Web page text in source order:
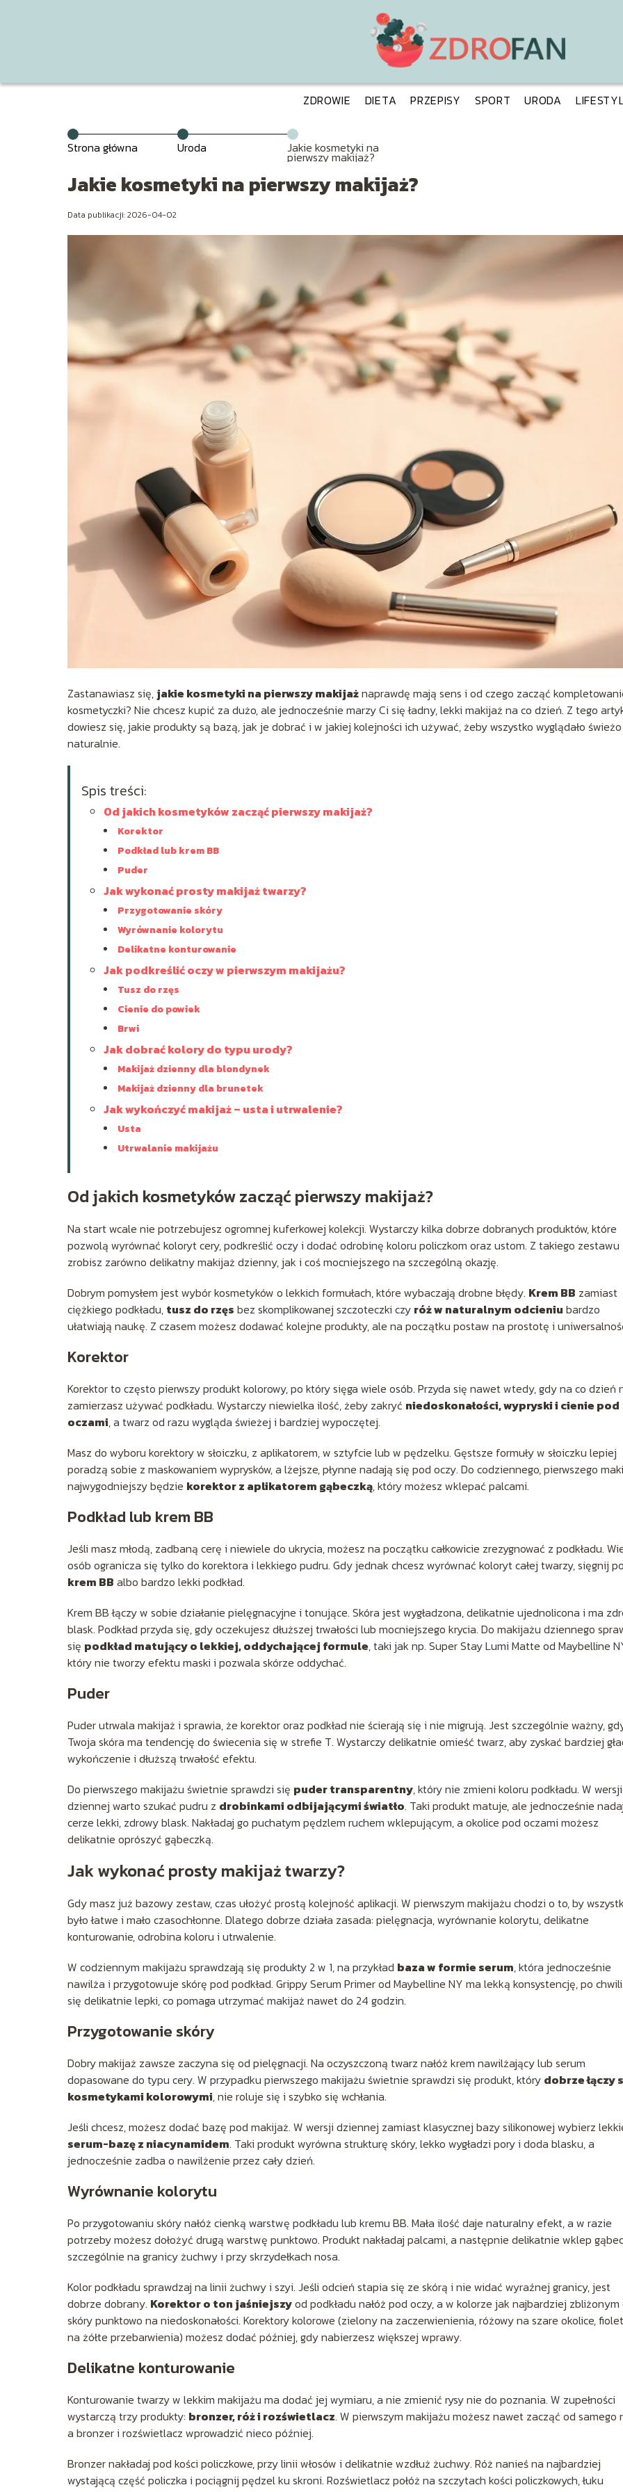
ZDROWIE DIETA PRZEPISY SPORT URODA
Strona główna Uroda Jakie kosmetyki na
pierwszy makijaż?
Jakie kosmetyki na pierwszy makijaż?
Data publikacji: 2026-04-02
Zastanawiasz się, jakie kosmetyki na pierwszy makijażnaprawdę mają sens i od czego zacząć
kosmetyczki? Nie chcesz kupić za dużo, ale jednocześnie marzy Ci się ładny, lekki makijaż na co dzień. Z tego
dowiesz się, jakie produkty są bazą, jak je dobrać i w jakiej kolejności ich używać, żeby wszystko wyglądało
naturalnie.
Spis treści:
Od jakich kosmetyków zacząć pierwszy makijaż?
Korektor
Podkład lub krem BB
Puder
Jak wykonać prosty makijaż twarzy?
Przygotowanie skóry
Wyrównanie kolorytu
Delikatne konturowanie
Jak podkreślić oczy w pierwszym makijażu?
Tusz do rzęs
Cienie do powiek
Brwi
Jak dobrać kolory do typu urody?
Makijaż dzienny dla blondynek
Makijaż dzienny dla brunetek
Jak wykończyć makijaż – usta i utrwalenie?
Usta
Utrwalanie makijażu
Od jakich kosmetyków zacząć pierwszy makijaż?
Na start wcale nie potrzebujesz ogromnej kuferkowej kolekcji. Wystarczy kilka dobrze dobranych produktów, które
pozwolą wyrównać koloryt cery, podkreślić oczy i dodać odrobinę koloru policzkom oraz ustom. Z takiego zestawu
zrobisz zarówno delikatny makijaż dzienny, jak i coś mocniejszego na szczególną okazję.
Dobrym pomysłem jest wybór kosmetyków o lekkich formułach, które wybaczają drobne błędy. Krem BB zamiast
ciężkiego podkładu, tusz do rzęs bez skomplikowanej szczoteczki czy róż w naturalnym odcieniu bardzo
ułatwiają naukę. Z czasem możesz dodawać kolejne produkty, ale na początku postaw na prostotę i
Korektor
Korektor to często pierwszy produkt kolorowy, po który sięga wiele osób. Przyda się nawet wtedy, gdy na co dzień
zamierzasz używać podkładu. Wystarczy niewielka ilość, żeby zakryć niedoskonałości, wypryski i cienie pod
oczami, a twarz od razu wygląda świeżej i bardziej wypoczętej.
Masz do wyboru korektory w słoiczku, z aplikatorem, w sztyfcie lub w pędzelku. Gęstsze formuły w słoiczku lepiej
poradzą sobie z maskowaniem wyprysków, a lżejsze, płynne nadają się pod oczy. Do codziennego, pierwszego
najwygodniejszy będzie korektor z aplikatorem gąbeczką, który możesz wklepać palcami.
Podkład lub krem BB
Jeśli masz młodą, zadbaną cerę i niewiele do ukrycia, możesz na początku całkowicie zrezygnować z podkładu.
osób ogranicza się tylko do korektora i lekkiego pudru. Gdy jednak chcesz wyrównać koloryt całej twarzy, sięgnij po
krem BB albo bardzo lekki podkład.
Krem BB łączy w sobie działanie pielęgnacyjne i tonujące. Skóra jest wygładzona, delikatnie ujednolicona i ma
blask. Podkład przyda się, gdy oczekujesz dłuższej trwałości lub mocniejszego krycia. Do makijażu dziennego
się podkład matujący o lekkiej, oddychającej formule, taki jak np. Super Stay Lumi Matte od Maybelline
który nie tworzy efektu maski i pozwala skórze oddychać.
Puder
Puder utrwala makijaż i sprawia, że korektor oraz podkład nie ścierają się i nie migrują. Jest szczególnie ważny,
Twoja skóra ma tendencję do świecenia się w strefie T. Wystarczy delikatnie omieść twarz, aby zyskać bardziej
wykończenie i dłuższą trwałość efektu.
Do pierwszego makijażu świetnie sprawdzi się puder transparentny, który nie zmieni koloru podkładu. W wersji
dziennej warto szukać pudru z drobinkami odbijającymi światło. Taki produkt matuje, ale jednocześnie
cerze lekki, zdrowy blask. Nakładaj go puchatym pędzlem ruchem wklepującym, a okolice pod oczami możesz
delikatnie oprószyć gąbeczką.
Jak wykonać prosty makijaż twarzy?
Gdy masz już bazowy zestaw, czas ułożyć prostą kolejność aplikacji. W pierwszym makijażu chodzi o to, by
było łatwe i mało czasochłonne. Dlatego dobrze działa zasada: pielęgnacja, wyrównanie kolorytu, delikatne
konturowanie, odrobina koloru i utrwalenie.
W codziennym makijażu sprawdzają się produkty 2 w 1, na przykład baza w formie serum, która jednocześnie
nawilża i przygotowuje skórę pod podkład. Grippy Serum Primer od Maybelline NY ma lekką konsystencję, po
się delikatnie lepki, co pomaga utrzymać makijaż nawet do 24 godzin.
Przygotowanie skóry
Dobry makijaż zawsze zaczyna się od pielęgnacji. Na oczyszczoną twarz nałóż krem nawilżający lub serum
dopasowane do typu cery. W przypadku pierwszego makijażu świetnie sprawdzi się produkt, który dobrze łączy
kosmetykami kolorowymi, nie roluje się i szybko się wchłania.
Jeśli chcesz, możesz dodać bazę pod makijaż. W wersji dziennej zamiast klasycznej bazy silikonowej wybierz
serum-bazę z niacynamidem. Taki produkt wyrówna strukturę skóry, lekko wygładzi pory i doda blasku, a
jednocześnie zadba o nawilżenie przez cały dzień.
Wyrównanie kolorytu
Po przygotowaniu skóry nałóż cienką warstwę podkładu lub kremu BB. Mała ilość daje naturalny efekt, a w razie
potrzeby możesz dołożyć drugą warstwę punktowo. Produkt nakładaj palcami, a następnie delikatnie wklep
szczególnie na granicy żuchwy i przy skrzydełkach nosa.
Kolor podkładu sprawdzaj na linii żuchwy i szyi. Jeśli odcień stapia się ze skórą i nie widać wyraźnej granicy, jest
dobrze dobrany. Korektor o ton jaśniejszyod podkładu nałóż pod oczy, a w kolorze jak najbardziej zbliżonym
skóry punktowo na niedoskonałości. Korektory kolorowe (zielony na zaczerwienienia, różowy na szare okolice,
na żółte przebarwienia) możesz dodać później, gdy nabierzesz większej wprawy.
Delikatne konturowanie
Konturowanie twarzy w lekkim makijażu ma dodać jej wymiaru, a nie zmienić rysy nie do poznania. W zupełności
wystarczą trzy produkty: bronzer, róż i rozświetlacz. W pierwszym makijażu możesz nawet zacząć od samego
a bronzer i rozświetlacz wprowadzić nieco później.
Bronzer nakładaj pod kości policzkowe, przy linii włosów i delikatnie wzdłuż żuchwy. Róż nanieś na najbardziej
wystającą część policzka i pociągnij pędzel ku skroni. Rozświetlacz połóż na szczytach kości policzkowych, łuku